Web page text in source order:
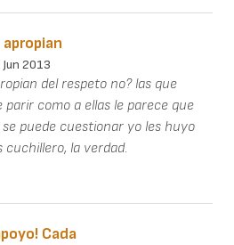
2013
del respeto no? las que
parir como a ellas le parece que
puede cuestionar yo les huyo
cuchillero, la verdad.
Cada